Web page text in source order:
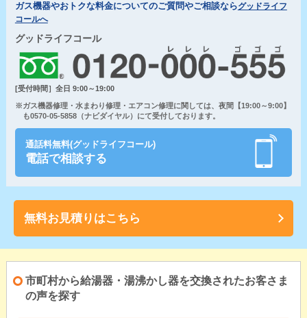
ガス機器やおトクな料金についてのご質問やご相談ならグッドライフ
コールへ
グッドライフコール
[受付時間］全日 9:00～19:00
※ガス機器修理・水まわり修理・エアコン修理に関しては、夜間【19:00～9:00】
も0570-05-5858（ナビダイヤル）にて受付しております。
通話料無料(グッドライフコール)
電話で相談する
無料お見積りはこちら
市町村から給湯器・湯沸かし器を交換されたお客さま
の声を探す